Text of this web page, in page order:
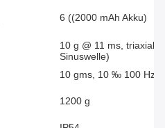
6 ((2000 mAh Akku)
10 g @ 11 ms, triaxial
Sinuswelle)
10 gms, 10 ‰ 100 Hz
1200 g